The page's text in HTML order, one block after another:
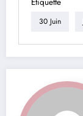
30 Juin